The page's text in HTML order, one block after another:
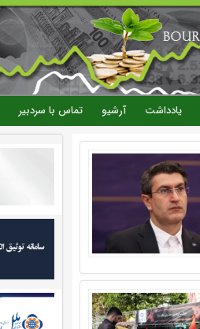
یادداشت آرشیو تماس با سردبیر